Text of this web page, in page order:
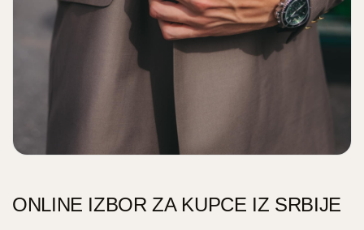
ONLINE IZBOR ZA KUPCE IZ SRBIJE